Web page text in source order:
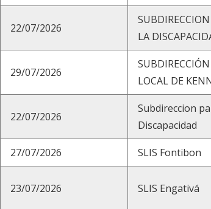
22/07/2026
LA
29/07/2026
SUBDIRECCIÓN
LOCAL DE
22/07/2026
Subdireccion
Discapacidad
27/07/2026 SLIS Fontibon
23/07/2026 SLIS Engativá